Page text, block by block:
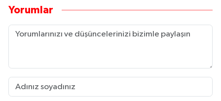
Yorumlar